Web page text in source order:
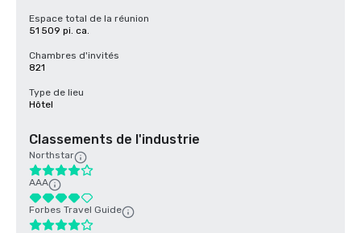
Espace total de la réunion
51 509 pi. ca.
Chambres d'invités
821
Type de lieu
Hôtel
Classements de l'industrie
Northstar
AAA
Forbes Travel Guide